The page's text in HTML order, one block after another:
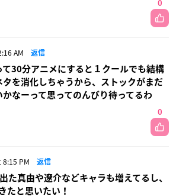
0
AM 返信
て30分アニメにすると１クールでも結構
タを消化しちゃうから、ストックがまだ
なーって思ってのんびり待ってるわ
0
PM 返信
た真由や遼介などキャラも増えてるし、
たと思いたい！